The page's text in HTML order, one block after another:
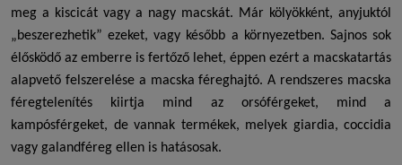
meg a kiscicát vagy a nagy macskát. Már kölyökként, anyjuktól
„beszerezhetik” ezeket, vagy később a környezetben. Sajnos sok
élősködő az emberre is fertőző lehet, éppen ezért a macskatartás
alapvető felszerelése a macska féreghajtó. A rendszeres macska
féregtelenítés kiirtja mind az orsóférgeket, mind a
kampósférgeket, de vannak termékek, melyek giardia, coccidia
vagy galandféreg ellen is hatásosak.